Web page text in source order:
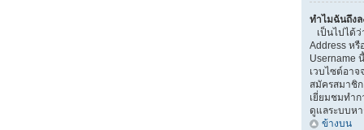
ทำไมฉันถึงล
เป็นไปได้
Address ห
Username
เวบไซต์อาจ
สมัครสมาชิก
เยี่ยมชมทำ
ดูแลระบบห
ข้างบน